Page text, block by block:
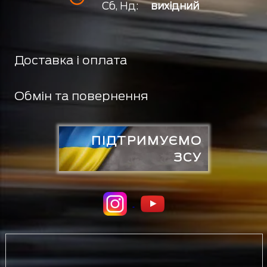
Сб, Нд: вихідний
Доставка і оплата
Обмін та повернення
ПІДТРИМУЄМО
ЗСУ